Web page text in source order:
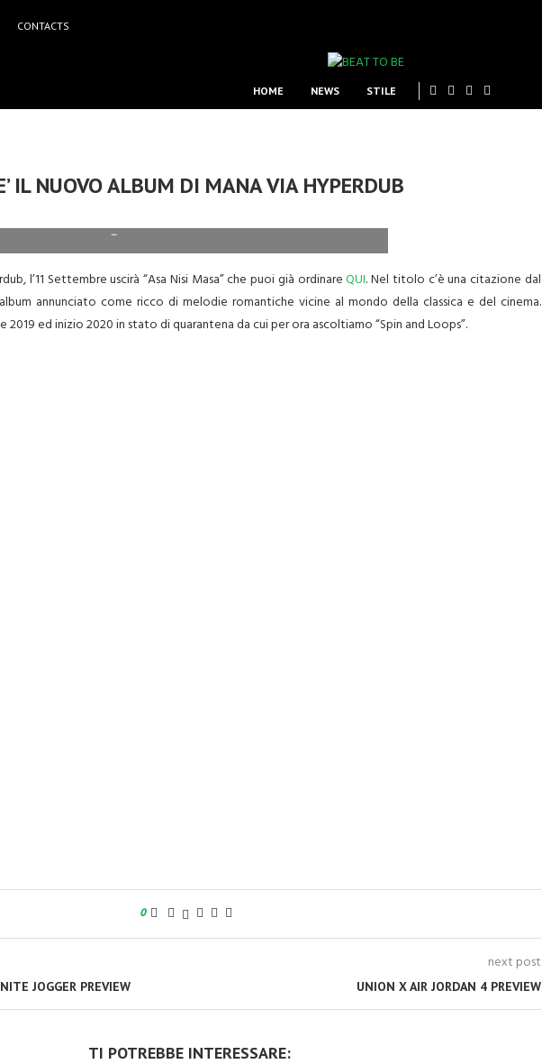
CONTACTS
HOME NEWS STILE
IL NUOVO ALBUM DI MANA VIA HYPERDUB
–
l’11 Settembre uscirà “Asa Nisi Masa” che puoi già ordinareQUI. Nel titolo c’è una citazione dal
annunciato come ricco di melodie romantiche vicine al mondo della classica e del cinema.
ed inizio 2020 in stato di quarantena da cui per ora ascoltiamo “Spin and Loops”.
0
JOGGER PREVIEW
next post
UNION X AIR JORDAN 4 PREVIEW
TI POTREBBE INTERESSARE: